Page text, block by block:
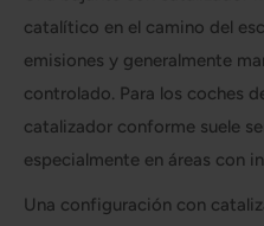
catalítico en el camino del
emisiones y generalmente
controlado. Para los coches
catalizador conforme suele
especialmente en áreas con
Una configuración con